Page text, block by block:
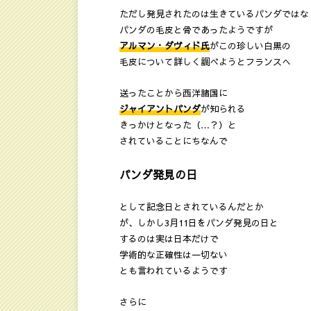
ただし発見されたのは生きているパンダではな
パンダの毛皮と骨であったようですが
アルマン・ダヴィド氏がこの珍しい白黒の
毛皮について詳しく調べようとフランスへ
送ったことから西洋諸国に
ジャイアントパンダが知られる
きっかけとなった（…？）と
されていることにちなんで
パンダ発見の日
として記念日とされているんだとか
が、しかし3月11日をパンダ発見の日と
するのは実は日本だけで
学術的な正確性は一切ない
とも言われているようです
さらに